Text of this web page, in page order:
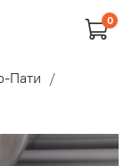
0
Пати